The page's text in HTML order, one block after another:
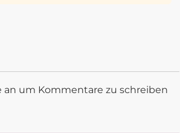
um Kommentare zu schreiben